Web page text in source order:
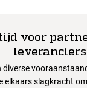
voor
diverse
elkaars slagkracht